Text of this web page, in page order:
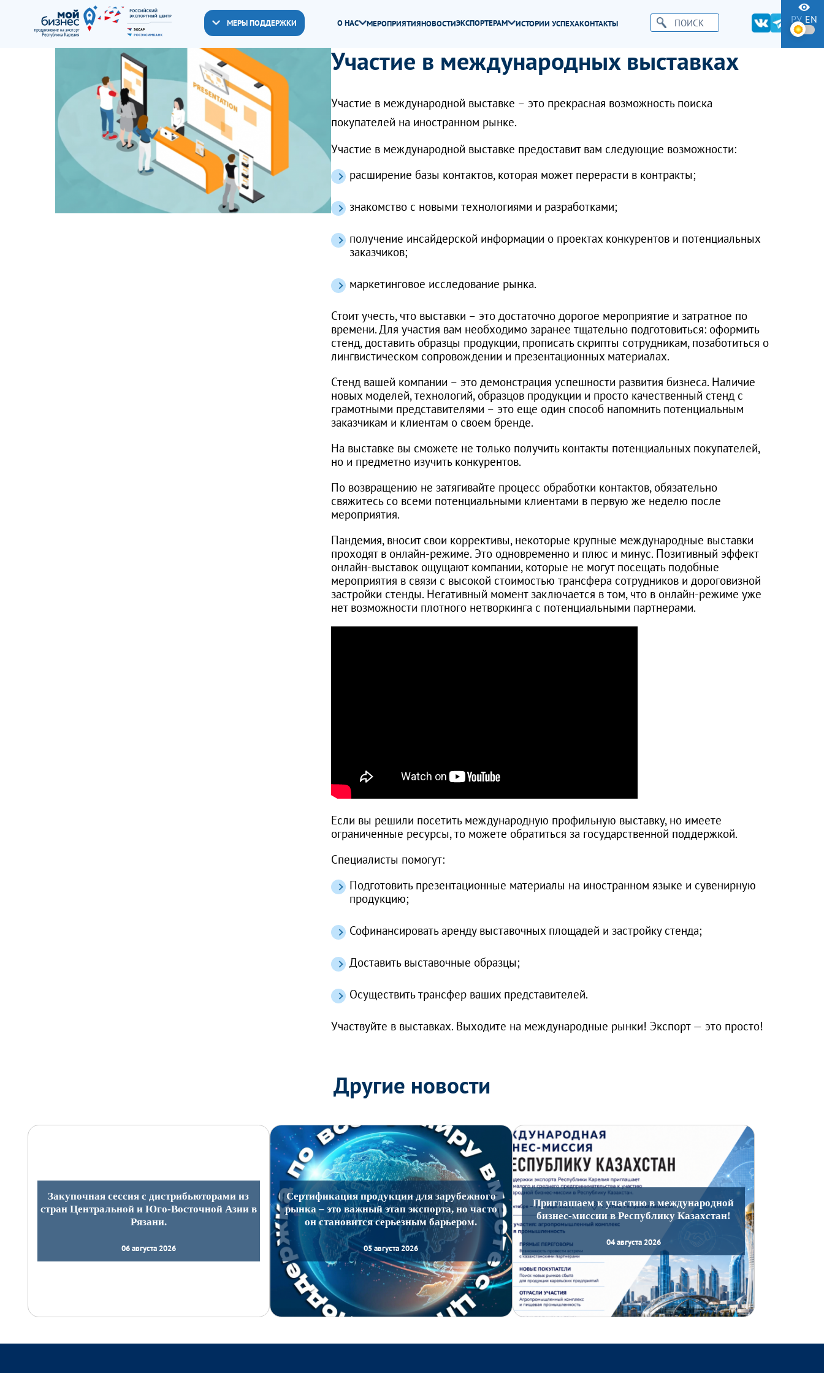
МЕРЫ ПОДДЕРЖКИ О НАС МЕРОПРИЯТИЯНОВОСТИЭКСПОРТЕРАМ ИСТОРИИ УСПЕХАКОНТАКТЫ РУ EN
Участие в международных выставках
Участие в международной выставке – это прекрасная возможность поиска
покупателей на иностранном рынке.
Участие в международной выставке предоставит вам следующие возможности:
расширение базы контактов, которая может перерасти в контракты;
знакомство с новыми технологиями и разработками;
получение инсайдерской информации о проектах конкурентов и потенциальных
заказчиков;
маркетинговое исследование рынка.
Стоит учесть, что выставки – это достаточно дорогое мероприятие и затратное по
времени. Для участия вам необходимо заранее тщательно подготовиться: оформить
стенд, доставить образцы продукции, прописать скрипты сотрудникам, позаботиться о
лингвистическом сопровождении и презентационных материалах.
Стенд вашей компании – это демонстрация успешности развития бизнеса. Наличие
новых моделей, технологий, образцов продукции и просто качественный стенд с
грамотными представителями – это еще один способ напомнить потенциальным
заказчикам и клиентам о своем бренде.
На выставке вы сможете не только получить контакты потенциальных покупателей,
но и предметно изучить конкурентов.
По возвращению не затягивайте процесс обработки контактов, обязательно
свяжитесь со всеми потенциальными клиентами в первую же неделю после
мероприятия.
Пандемия, вносит свои коррективы, некоторые крупные международные выставки
проходят в онлайн-режиме. Это одновременно и плюс и минус. Позитивный эффект
онлайн-выставок ощущают компании, которые не могут посещать подобные
мероприятия в связи с высокой стоимостью трансфера сотрудников и дороговизной
застройки стенды. Негативный момент заключается в том, что в онлайн-режиме уже
нет возможности плотного нетворкинга с потенциальными партнерами.
Если вы решили посетить международную профильную выставку, но имеете
ограниченные ресурсы, то можете обратиться за государственной поддержкой.
Специалисты помогут:
Подготовить презентационные материалы на иностранном языке и сувенирную
продукцию;
Софинансировать аренду выставочных площадей и застройку стенда;
Доставить выставочные образцы;
Осуществить трансфер ваших представителей.
Участвуйте в выставках. Выходите на международные рынки! Экспорт — это просто!
Другие новости
Закупочная сессия с дистрибьюторами из
стран Центральной и Юго-Восточной Азии в
Рязани.
06 августа 2026
Сертификация продукции для зарубежного
рынка – это важный этап экспорта, но часто
он становится серьезным барьером.
05 августа 2026
Приглашаем к участию в международной
бизнес-миссии в Республику Казахстан!
04 августа 2026